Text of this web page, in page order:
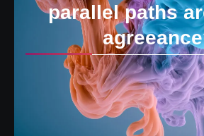
parallel paths